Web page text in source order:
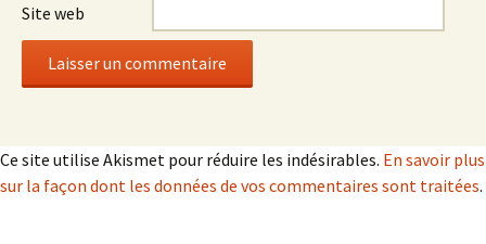
Site web
Ce site utilise Akismet pour réduire les indésirables. En savoir plus
sur la façon dont les données de vos commentaires sont traitées.